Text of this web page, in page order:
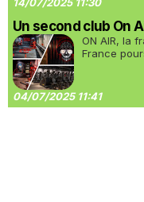
Un second club On
ON AIR, la
France
04/07/2025 11:41